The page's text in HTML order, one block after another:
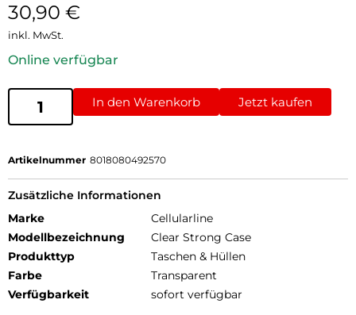
30,90 €
inkl. MwSt.
Online verfügbar
In den Warenkorb Jetzt kaufen
Artikelnummer 8018080492570
Zusätzliche Informationen
Marke
Cellularline
Modellbezeichnung
Clear Strong Case
Produkttyp
Taschen & Hüllen
Farbe
Transparent
Verfügbarkeit
sofort verfügbar